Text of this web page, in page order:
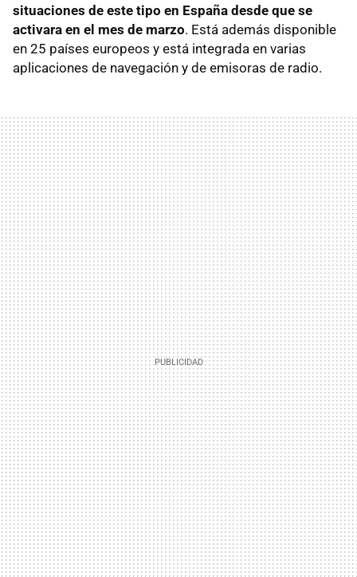
situaciones de este tipo en España desde que se
activara en el mes de marzo. Está además disponible
en 25 países europeos y está integrada en varias
aplicaciones de navegación y de emisoras de radio.